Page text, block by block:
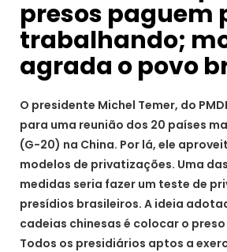
presos paguem
trabalhando;
agrada o povo
O presidente Michel Temer, do
para uma reunião dos 20 países
(G-20) na China. Por lá, ele
modelos de privatizações. Uma
medidas seria fazer um teste de
presídios brasileiros. A ideia
cadeias chinesas é colocar o
Todos os presidiários aptos a